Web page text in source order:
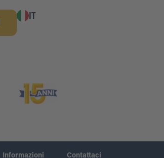
IT
Informazioni Contattaci